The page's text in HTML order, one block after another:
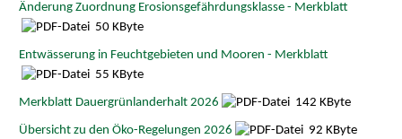
Änderung Zuordnung Erosionsgefährdungsklasse - Merkblatt
50 KByte
Entwässerung in Feuchtgebieten und Mooren - Merkblatt
55 KByte
Merkblatt Dauergrünlanderhalt 2026 142 KByte
Übersicht zu den Öko-Regelungen 2026 92 KByte